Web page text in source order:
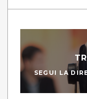
SEGUI LA